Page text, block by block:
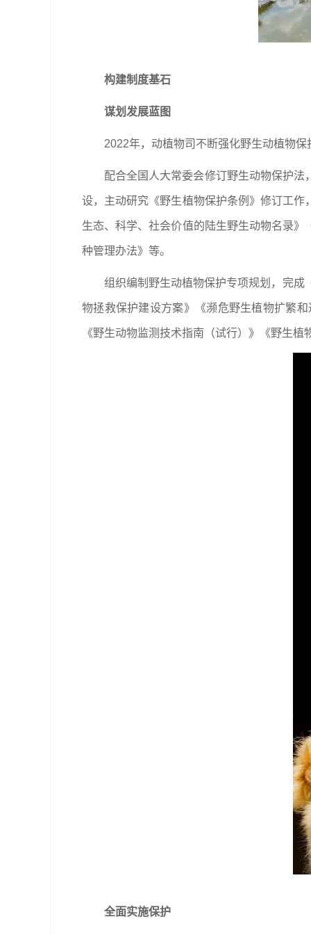
构建制度基石
谋划发展蓝图
2022年，动植物司不断强化野生动植物
配合全国人大常委会修订野生动物保护
设，主动研究《野生植物保护条例》修订工
生态、科学、社会价值的陆生野生动物名录
种管理办法》等。
组织编制野生动植物保护专项规划，完
物拯救保护建设方案》《濒危野生植物扩繁
《野生动物监测技术指南（试行）》《野生
全面实施保护